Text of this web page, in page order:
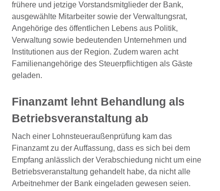
frühere und jetzige Vorstandsmitglieder der Bank,
ausgewählte Mitarbeiter sowie der Verwaltungsrat,
Angehörige des öffentlichen Lebens aus Politik,
Verwaltung sowie bedeutenden Unternehmen und
Institutionen aus der Region. Zudem waren acht
Familienangehörige des Steuerpflichtigen als Gäste
geladen.
Finanzamt lehnt Behandlung als
Betriebsveranstaltung ab
Nach einer Lohnsteueraußenprüfung kam das
Finanzamt zu der Auffassung, dass es sich bei dem
Empfang anlässlich der Verabschiedung nicht um eine
Betriebsveranstaltung gehandelt habe, da nicht alle
Arbeitnehmer der Bank eingeladen gewesen seien.